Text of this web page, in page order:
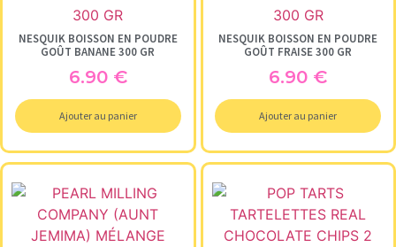
NESQUIK BOISSON EN POUDRE
GOÛT BANANE 300 GR
6.90 €
Ajouter au panier
NESQUIK BOISSON EN POUDRE
GOÛT FRAISE 300 GR
6.90 €
Ajouter au panier